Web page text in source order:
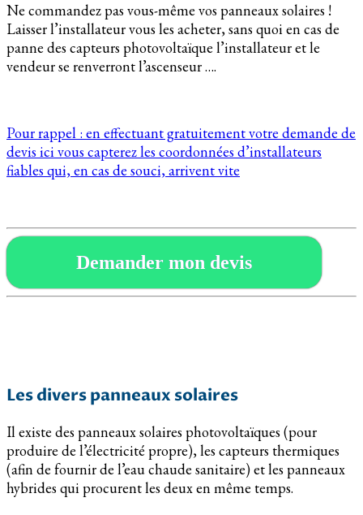
Ne commandez pas vous-même vos panneaux solaires !
Laisser l’installateur vous les acheter, sans quoi en cas de
panne des capteurs photovoltaïque l’installateur et le
vendeur se renverront l’ascenseur ….
Pour rappel : en effectuant gratuitement votre demande de
devis ici vous capterez les coordonnées d’installateurs
fiables qui, en cas de souci, arrivent vite
Demander mon devis
Les divers panneaux solaires
Il existe des panneaux solaires photovoltaïques (pour
produire de l’électricité propre), les capteurs thermiques
(afin de fournir de l’eau chaude sanitaire) et les panneaux
hybrides qui procurent les deux en même temps.